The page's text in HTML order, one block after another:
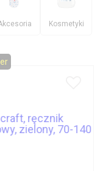
Kosmetyki